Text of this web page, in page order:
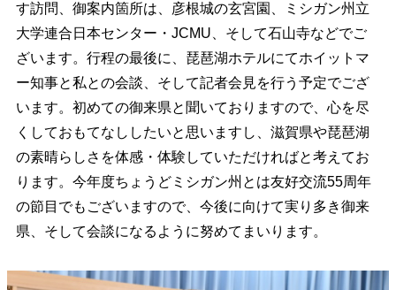
す訪問、御案内箇所は、彦根城の玄宮園、ミシガン州立
大学連合日本センター・JCMU、そして石山寺などでご
ざいます。行程の最後に、琵琶湖ホテルにてホイットマ
ー知事と私との会談、そして記者会見を行う予定でござ
います。初めての御来県と聞いておりますので、心を尽
くしておもてなししたいと思いますし、滋賀県や琵琶湖
の素晴らしさを体感・体験していただければと考えてお
ります。今年度ちょうどミシガン州とは友好交流55周年
の節目でもございますので、今後に向けて実り多き御来
県、そして会談になるように努めてまいります。